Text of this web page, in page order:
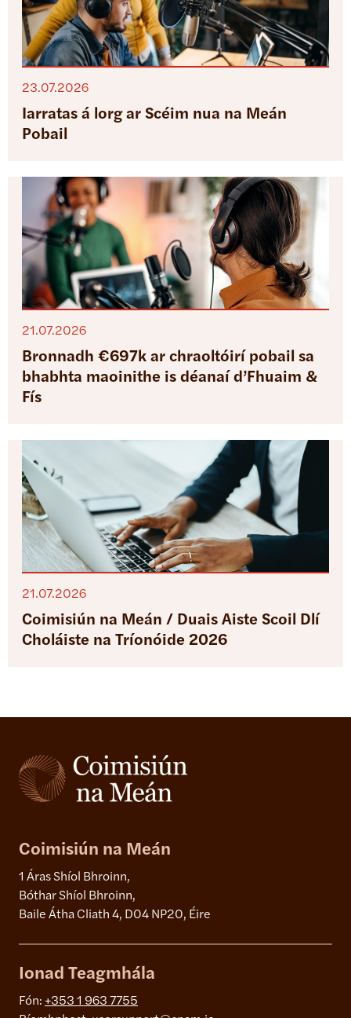
Iarratas á lorg ar Scéim nua na Meán
Pobail
23.07.2026
Bronnadh €697k ar chraoltóirí pobail sa
bhabhta maoinithe is déanaí d’Fhuaim &
Fís
21.07.2026
Coimisiún na Meán / Duais Aiste Scoil Dlí
Choláiste na Tríonóide 2026
21.07.2026
Coimisiún na Meán
1 Áras Shíol Bhroinn,
Bóthar Shíol Bhroinn,
Baile Átha Cliath 4, D04 NP20, Éire
Ionad Teagmhála
Fón: +353 1 963 7755